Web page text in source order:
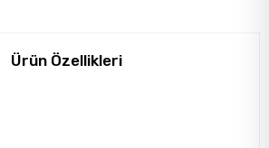
Ürün Özellikleri